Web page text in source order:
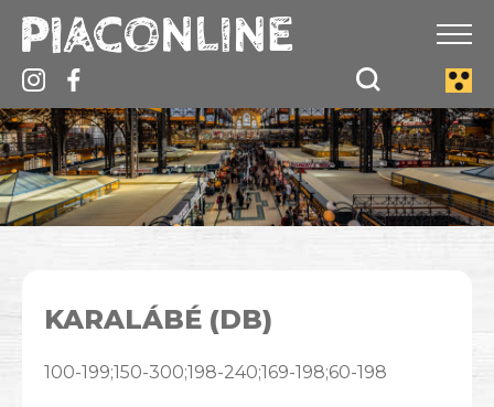
KARALÁBÉ (DB)
100-199;150-300;198-240;169-198;60-198